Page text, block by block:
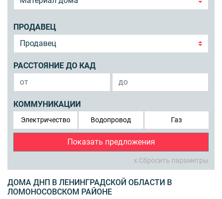
ПРОДАВЕЦ
РАССТОЯНИЕ ДО КАД
КОММУНИКАЦИИ
Электричество Водопровод Газ
Показать предложения
x Сбросить параметры
ДОМА ДНП В ЛЕНИНГРАДСКОЙ ОБЛАСТИ В
ЛОМОНОСОВСКОМ РАЙОНЕ